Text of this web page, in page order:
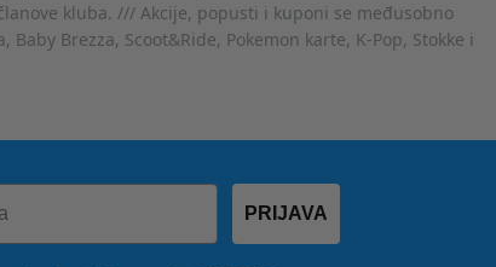
kluba. /// Akcije, popusti i kuponi se međusobno
Brezza, Scoot&Ride, Pokemon karte, K-Pop, Stokke i
PRIJAVA